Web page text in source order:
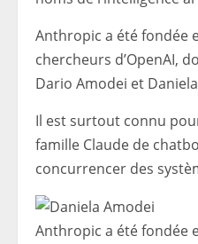
Anthropic a été fondée
chercheurs d’OpenAI,
Dario Amodei et
Il est surtout connu
famille Claude de
concurrencer des
Anthropic a été fondée